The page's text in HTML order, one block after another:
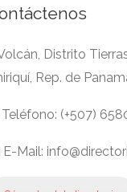
Distrito
Rep. de
Teléfono: (+507)
E-Mail: